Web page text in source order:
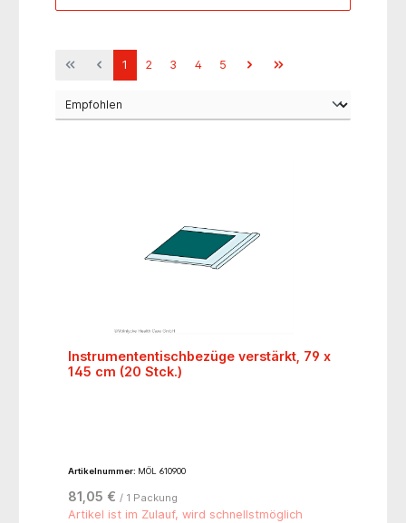
1 2 3 4 5
Instrumententischbezüge verstärkt, 79 x
145 cm (20 Stck.)
Artikelnummer: MÖL 610900
81,05 € / 1 Packung
Artikel ist im Zulauf, wird schnellstmöglich